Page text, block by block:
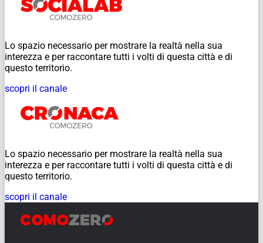
Lo spazio necessario per mostrare la realtà nella sua
interezza e per raccontare tutti i volti di questa città e di
questo territorio.
scopri il canale
Lo spazio necessario per mostrare la realtà nella sua
interezza e per raccontare tutti i volti di questa città e di
questo territorio.
scopri il canale